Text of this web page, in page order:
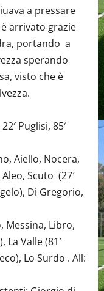
a pressare
arrivato grazie
portando a
sperando
visto che è
Puglisi, 85′
Aiello, Nocera,
Scuto (27′
Di Gregorio,
Messina, Libro,
La Valle (81′
Lo Surdo . All: